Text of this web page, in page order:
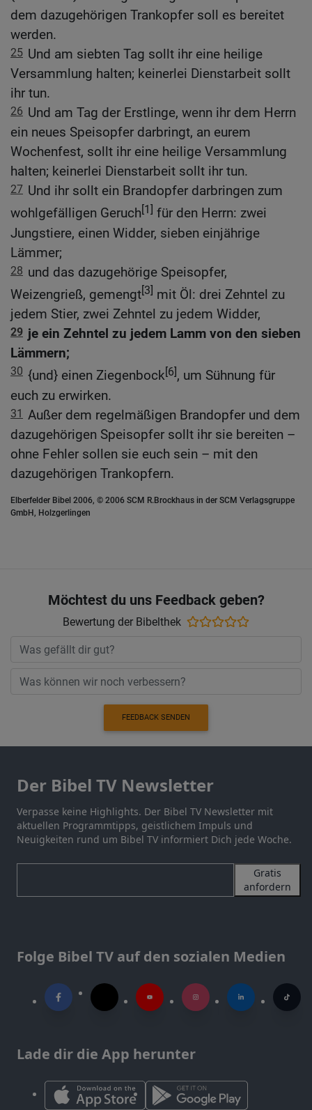
dem dazugehörigen Trankopfer soll es bereitet
werden.
25 Und am siebten Tag sollt ihr eine heilige
Versammlung halten; keinerlei Dienstarbeit sollt
ihr tun.
26 Und am Tag der Erstlinge, wenn ihr dem Herrn
ein neues Speisopfer darbringt, an eurem
Wochenfest, sollt ihr eine heilige Versammlung
halten; keinerlei Dienstarbeit sollt ihr tun.
27 Und ihr sollt ein Brandopfer darbringen zum
wohlgefälligen Geruch[1] für den Herrn: zwei
Jungstiere, einen Widder, sieben einjährige
Lämmer;
28 und das dazugehörige Speisopfer,
Weizengrieß, gemengt[3] mit Öl: drei Zehntel zu
jedem Stier, zwei Zehntel zu jedem Widder,
29 je ein Zehntel zu jedem Lamm von den sieben
Lämmern;
30 {und} einen Ziegenbock[6], um Sühnung für
euch zu erwirken.
31 Außer dem regelmäßigen Brandopfer und dem
dazugehörigen Speisopfer sollt ihr sie bereiten –
ohne Fehler sollen sie euch sein – mit den
dazugehörigen Trankopfern.
Elberfelder Bibel 2006, © 2006 SCM R.Brockhaus in der SCM Verlagsgruppe
GmbH, Holzgerlingen
Möchtest du uns Feedback geben?
Bewertung der Bibelthek
FEEDBACK SENDEN
Der Bibel TV Newsletter
Verpasse keine Highlights. Der Bibel TV Newsletter mit
aktuellen Programmtipps, geistlichem Impuls und
Neuigkeiten rund um Bibel TV informiert Dich jede Woche.
Gratis
anfordern
Folge Bibel TV auf den sozialen Medien
Lade dir die App herunter